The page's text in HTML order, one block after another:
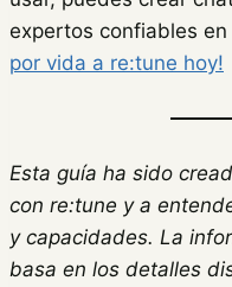
expertos confiables en
por vida a re:tune hoy!
Esta guía ha sido
con re:tune y a
y capacidades. La
basa en los detalles